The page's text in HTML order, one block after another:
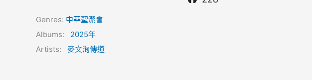
Genres: 中華聖潔會
Albums: 2025年
Artists: 麥文洵傳道